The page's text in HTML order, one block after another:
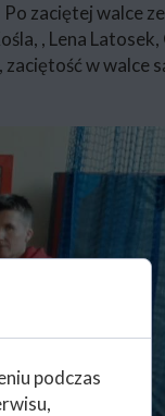
zaciętej walce
, Lena Latosek,
w walce
podczas